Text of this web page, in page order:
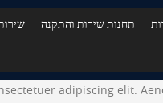
תחנות שירות והתקנה
adipiscing elit.